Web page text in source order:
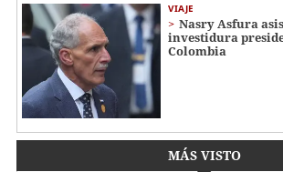
VIAJE
Nasry Asfura
investidura
Colombia
MÁS VISTO